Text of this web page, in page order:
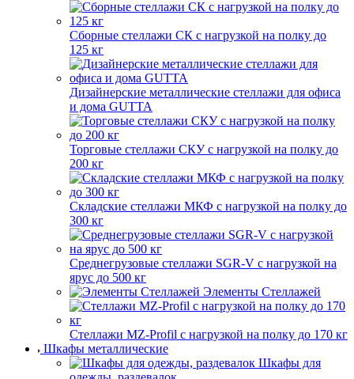
Сборные стеллажи СК с нагрузкой на полку до
125 кг
Дизайнерские металлические стеллажи для офиса
и дома GUTTA
Торговые стеллажи СКУ с нагрузкой на полку до
200 кг
Складские стеллажи МКФ с нагрузкой на полку до
300 кг
Среднегрузовые стеллажи SGR-V с нагрузкой на
ярус до 500 кг
Элементы Стеллажей
Стеллажи MZ-Profil с нагрузкой на полку до 170 кг
Шкафы металлические
Шкафы для